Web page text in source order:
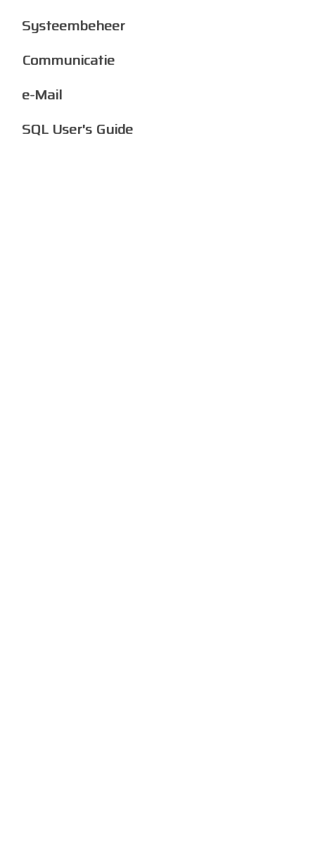
Systeembeheer
Communicatie
e-Mail
SQL User's Guide